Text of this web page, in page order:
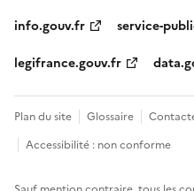
info.gouv.fr
service-
legifrance.gouv.fr
Plan du site Glossaire
Accessibilité : non conforme